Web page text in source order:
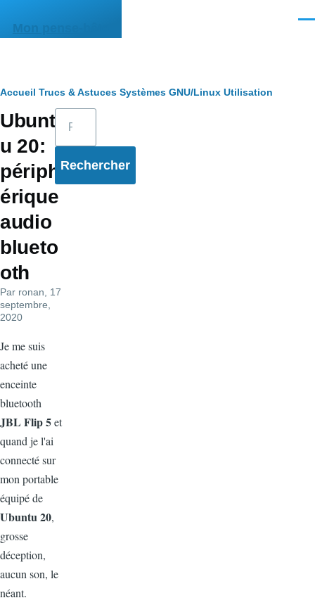
Mon pense-bête
Fil
d'Ariane
Accueil Trucs & Astuces Systèmes GNU/Linux Utilisation
Ubunt
u 20:
périph
érique
audio
blueto
oth
Par ronan , 17
septembre,
2020
Je me suis
acheté une
enceinte
bluetooth
JBL Flip 5et
quand je l'ai
connecté sur
mon portable
équipé de
Ubuntu 20,
grosse
déception,
aucun son, le
néant.
Rechercher